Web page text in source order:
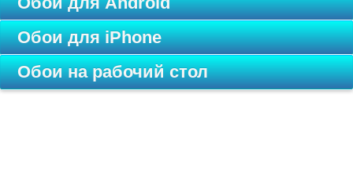
Обои для iPhone
Обои на рабочий стол